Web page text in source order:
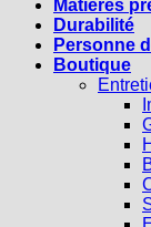
Matières
Durabilité
Personne
Boutique